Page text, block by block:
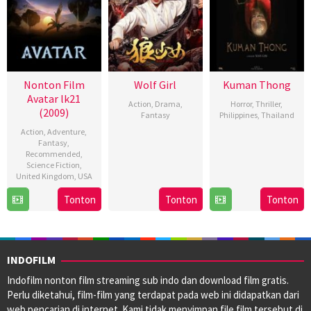
Nonton Film
Avatar lk21
(2009)
Action,Adventure,
Fantasy,
Recommended,
Science Fiction,
United Kingdom, USA
Dec
James
Cameron
Tonton
Wolf Girl
Action, Drama,
Fantasy
Tonton
Kuman Thong
Horror,Thriller,
Philippines, Thailand
Tonton
INDOFILM
Indofilm nonton film streaming sub indo dan download film gratis.
Perlu diketahui, film-film yang terdapat pada web ini didapatkan dari